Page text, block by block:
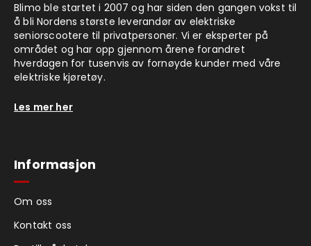
Blimo ble startet i 2007 og har siden den gangen vokst til
å bli Nordens største leverandør av elektriske
seniorscootere til privatpersoner. Vi er eksperter på
området og har opp gjennom årene forandret
hverdagen for tusenvis av fornøyde kunder med våre
elektriske kjøretøy.
Les mer her
Informasjon
Om oss
Kontakt oss